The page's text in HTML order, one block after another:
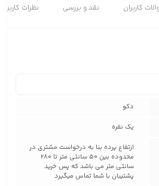
کاربران نقد و بررسی نظرات کاربران
دکو
یک نفره
ارتفاع پرده بنا به درخواست مشتری در
محدوده بین 50 سانتی متر تا 280
سانتی متر می باشد که پس خرید
پشتیبان با شما تماس میگیرد